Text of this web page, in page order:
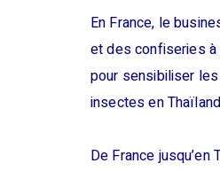
En France, le
et des confiseries
pour sensibiliser
insectes en
De France